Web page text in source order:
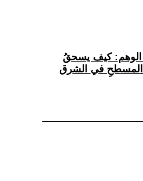
الوهم: كيف يسحقُ
المسطحِ في الشرق